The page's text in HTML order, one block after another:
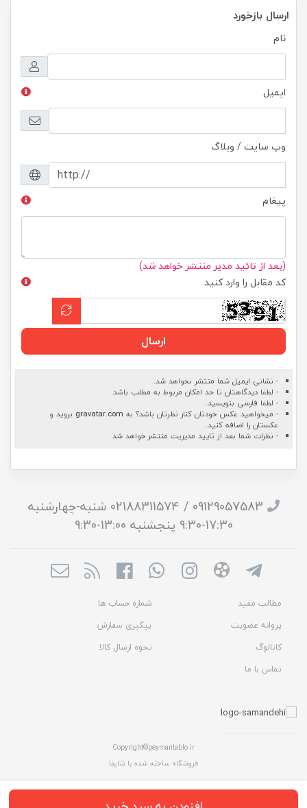
ارسال بازخورد
نام
ایمیل
وب سایت / وبلاگ
پیغام
(بعد از تائید مدیر منتشر خواهد شد)
کد مقابل را وارد کنید
ارسال
- نشانی ایمیل شما منتشر نخواهد شد.
- لطفا دیدگاهتان تا حد امکان مربوط به مطلب باشد.
- لطفا فارسی بنویسید.
- میخواهید عکس خودتان کنار نظرتان باشد؟ به gravatar.com بروید و
عکستان را اضافه کنید.
- نظرات شما بعد از تایید مدیریت منتشر خواهد شد
09129057583 / 02188311574 شنبه-چهارشنبه
17:30-9:30 پنجشنبه 13:00-9:30
مطالب مفید
شماره حساب ها
پروانه عضویت
پیگیری سفارش
کاتالوگ
نحوه ارسال کالا
تماس با ما
Copyright©peymantablo.ir
فروشگاه ساخته شده با شاپفا